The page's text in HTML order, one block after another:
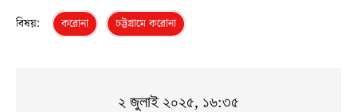
বিষয়: করোনা চট্টগ্রামে করোনা
২ জুলাই ২০২৫, ১৬:৩৫